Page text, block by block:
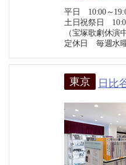
平日 10:00～
土日祝祭日
（宝塚歌劇休演
定休日 毎週水
東京 日比